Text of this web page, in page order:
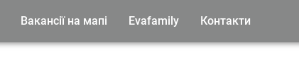
Вакансії на мапі Evafamily Контакти